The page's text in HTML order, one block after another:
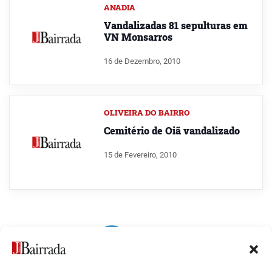
ANADIA
Vandalizadas 81 sepulturas em
VN Monsarros
16 de Dezembro, 2010
OLIVEIRA DO BAIRRO
Cemitério de Oiã vandalizado
15 de Fevereiro, 2010